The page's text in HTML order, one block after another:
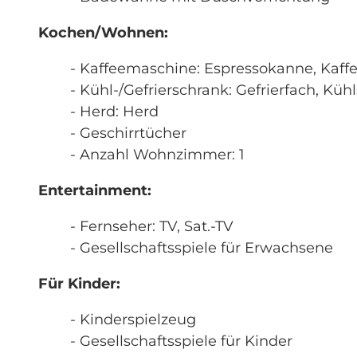
Kochen/Wohnen:
- Kaffeemaschine: Espressokanne,
- Kühl-/Gefrierschrank: Gefrierfach,
- Herd: Herd
- Geschirrtücher
- Anzahl Wohnzimmer: 1
Entertainment:
- Fernseher: TV, Sat.-TV
- Gesellschaftsspiele für Erwachsene
Für Kinder:
- Kinderspielzeug
- Gesellschaftsspiele für Kinder